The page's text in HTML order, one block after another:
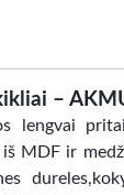
–
lengvai
iš MDF ir